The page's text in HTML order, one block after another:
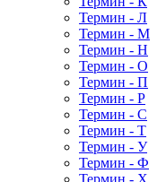
Термин - Л
Термин - М
Термин - Н
Термин - О
Термин - П
Термин - Р
Термин - С
Термин - Т
Термин - У
Термин - Ф
Термин - Х